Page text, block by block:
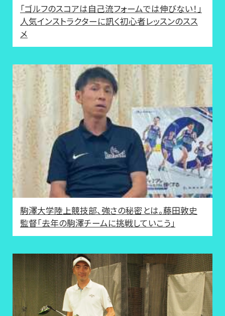
「ゴルフのスコアは自己流フォームでは伸びない！」
人気インストラクターに訊く初心者レッスンのスス
メ
駒澤大学陸上競技部、強さの秘密とは。藤田敦史
監督「去年の駒澤チームに挑戦していこう」